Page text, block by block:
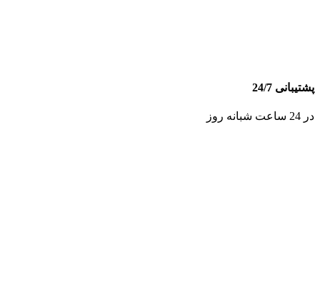
پشتیبانی 24/7
در 24 ساعت شبانه روز